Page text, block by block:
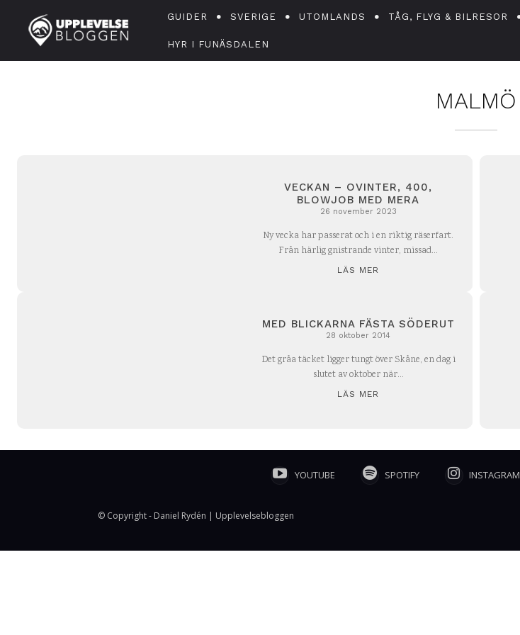
GUIDER SVERIGE UTOMLANDS TÅG, FLYG & BILRESOR
HYR I FUNÄSDALEN
MALMÖ
VECKAN – OVINTER, 400,
BLOWJOB MED MERA
26 november 2023
Ny vecka har passerat och i en riktig räserfart.
Från härlig gnistrande vinter, missad...
LÄS MER
MED BLICKARNA FÄSTA SÖDERUT
28 oktober 2014
Det gråa täcket ligger tungt över Skåne, en dag i
slutet av oktober när...
LÄS MER
YOUTUBE SPOTIFY INSTAGRAM
© Copyright - Daniel Rydén | Upplevelsebloggen